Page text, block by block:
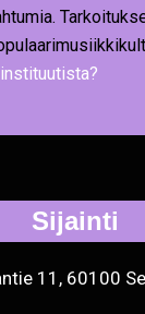
Sijainti
11, 60100